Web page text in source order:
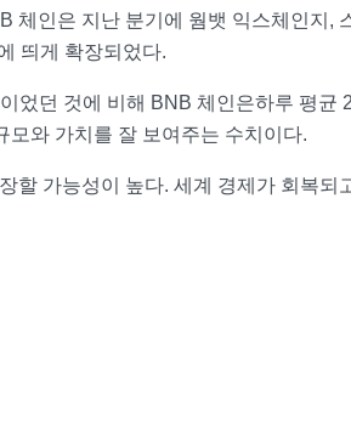
체인은 지난 분기에 웜뱃 익스체인지,
띄게 확장되었다.
었던 것에 비해 BNB 체인은하루 평균
와 가치를 잘 보여주는 수치이다.
할 가능성이 높다. 세계 경제가 회복되